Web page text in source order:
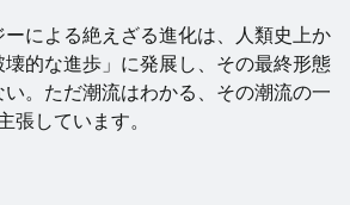
による絶えざる進化は、人類史上か
的な進歩」に発展し、その最終形態
。ただ潮流はわかる、その潮流の一
張しています。